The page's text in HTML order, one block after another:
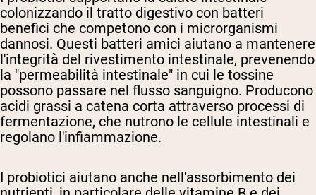
colonizzando il tratto digestivo con batteri
benefici che competono con i microrganismi
dannosi. Questi batteri amici aiutano a mantenere
l'integrità del rivestimento intestinale, prevenendo
la "permeabilità intestinale" in cui le tossine
possono passare nel flusso sanguigno. Producono
acidi grassi a catena corta attraverso processi di
fermentazione, che nutrono le cellule intestinali e
regolano l'infiammazione.
I probiotici aiutano anche nell'assorbimento dei